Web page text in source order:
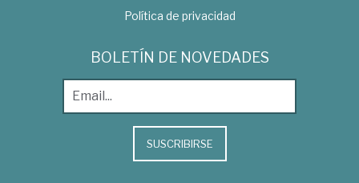
Política de privacidad
BOLETÍN DE NOVEDADES
SUSCRIBIRSE